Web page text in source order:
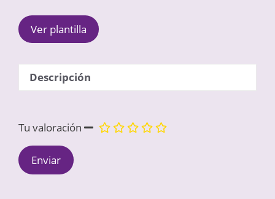
Ver plantilla
Descripción
Tu valoración